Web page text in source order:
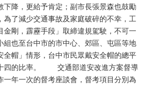
下降，更給予肯定；副市長張景森也鼓勵
為了減少交通事故及家庭破碎的不幸，工
金剛，霹靂手段」取締違規駕駛，不可一
組也至台中市的市中心、郊區、屯區等地
全帽」情形，台中市民眾戴安全帽的總平
四的比率。 交通部道安改進方案督導
一年一次的督考座談會，督考項目分別為